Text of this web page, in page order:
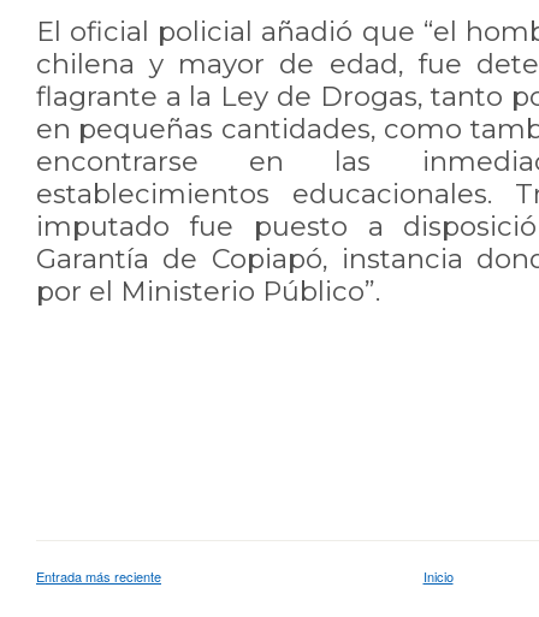
El oficial policial añadió que “el
chilena y mayor de edad, fue
flagrante a la Ley de Drogas, tanto
en pequeñas cantidades, como
encontrarse en las
establecimientos educacionales.
imputado fue puesto a
Garantía de Copiapó, instancia
por el Ministerio Público”.
Entrada más reciente Inicio